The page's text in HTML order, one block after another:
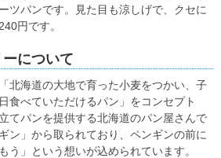
ツパンです。見た目も涼しげで、クセに
円です。
について
北海道の大地で育った小麦をつかい、子
食べていただけるパン」をコンセプト
てパンを提供する北海道のパン屋さんで
ン」から取られており、ペンギンの前に
う」という想いが込められています。